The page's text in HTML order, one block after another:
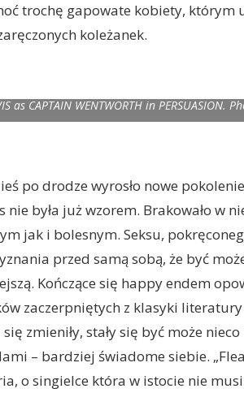
trochę gapowate kobiety, którym
koleżanek.
as CAPTAIN WENTWORTH in
po drodze wyrosło nowe
nie była już wzorem. Brakowało w
jak i bolesnym. Seksu,
przed samą sobą, że być
Kończące się happy endem
zaczerpniętych z klasyki literatury
zmieniły, stały się być może
– bardziej świadome siebie.
o singielce która w istocie nie